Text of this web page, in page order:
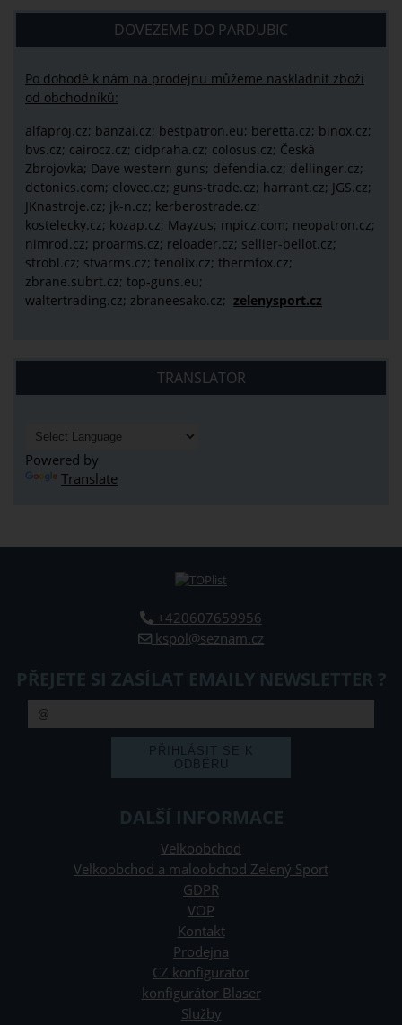
DOVEZEME DO PARDUBIC
Po dohodě k nám na prodejnu můžeme naskladnit zboží
od obchodníků:
alfaproj.cz; banzai.cz; bestpatron.eu; beretta.cz; binox.cz;
bvs.cz; cairocz.cz; cidpraha.cz; colosus.cz; Česká
Zbrojovka; Dave western guns; defendia.cz; dellinger.cz;
detonics.com; elovec.cz; guns-trade.cz; harrant.cz; JGS.cz;
JKnastroje.cz; jk-n.cz; kerberostrade.cz;
kostelecky.cz; kozap.cz; Mayzus; mpicz.com; neopatron.cz;
nimrod.cz; proarms.cz; reloader.cz; sellier-bellot.cz;
strobl.cz; stvarms.cz; tenolix.cz; thermfox.cz;
zbrane.subrt.cz; top-guns.eu;
waltertrading.cz; zbraneesako.cz; zelenysport.cz
TRANSLATOR
Powered by
Translate
+420607659956
kspol@seznam.cz
PŘEJETE SI ZASÍLAT EMAILY NEWSLETTER ?
DALŠÍ INFORMACE
Velkoobchod
Velkoobchod a maloobchod Zelený Sport
GDPR
VOP
Kontakt
Prodejna
CZ konfigurator
konfigurátor Blaser
Služby